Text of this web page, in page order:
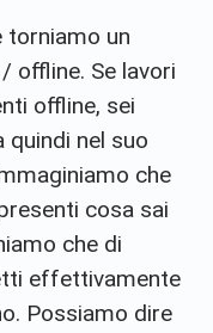
torniamo un
offline. Se lavori
offline, sei
nel suo
che
cosa sai
che di
effettivamente
Possiamo dire